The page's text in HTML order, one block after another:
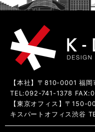
【本社】〒810-0001 福
TEL:092-741-1378
【東京オフィス】〒150-
キスパートオフィス渋谷